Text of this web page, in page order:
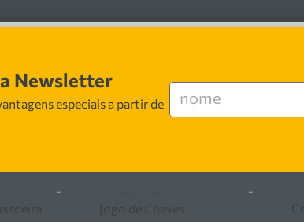
200 fornecedores parceiros e um estoque com mais
mineradoras e siderúrgicas.
especializada em vendas, suporte técnico e
segurança, inovação e qualidade em cada
ferramentas e equipamentos para o seu negócio.
Newsletter
especiais a partir de
-
-